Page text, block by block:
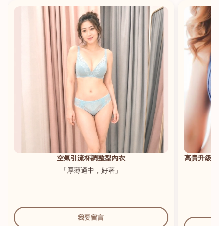
空氣引流杯調整型內衣
「厚薄適中，好著」
我要留言
高貴升級
港澳中文
English